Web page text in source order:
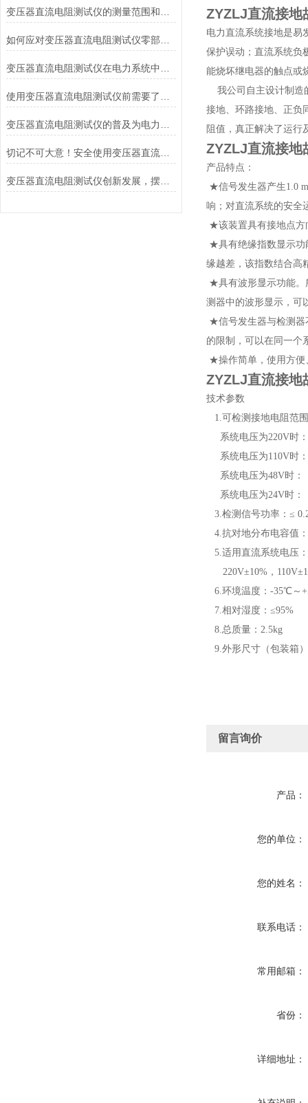
切记不可大意！安全使用变压器直流电阻测试仪
变压器直流电阻测试仪创新发展，摆脱传统
ZYZLJ直流接地
电力直流系统接地是易
保护误动；直流系统负
能烧坏继电器的触点或
我公司自主设计制造
接地、环路接地、正负
阻值，真正解决了运行
ZYZLJ直流接地
产品特点：
★信号发生器产生1.0
响；对直流系统的安全
★该装置具有接地点方
★具有绝缘指数显示功
缘越差，该指数结合高
★具有波形显示功能。
测器中的波形显示，可
★信号发生器与检测器
的限制，可以在同一个
★操作简单，使用方便
ZYZLJ直流接地
技术参数
1.可检测接地电阻范围
系统电压为220V时
系统电压为110V时
系统电压为48V时：
系统电压为24V时：
3.检测信号功率：≤
4.抗对地分布电容值
5.适用直流系统电压：
220V±10%，
6.环境温度：-35℃～
7.相对湿度：
8.总质量：2.5kg
9.外形尺寸（包装箱）
留言询价
产品：
您的单位：
您的姓名：
联系电话：
常用邮箱：
省份：
详细地址：